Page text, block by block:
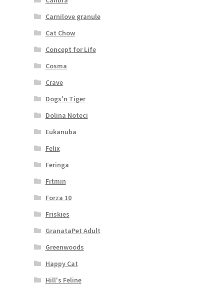
Carnilove granule
Cat Chow
Concept for Life
Cosma
Crave
Dogs'n Tiger
Dolina Noteci
Eukanuba
Felix
Feringa
Fitmin
Forza 10
Friskies
GranataPet Adult
Greenwoods
Happy Cat
Hill's Feline